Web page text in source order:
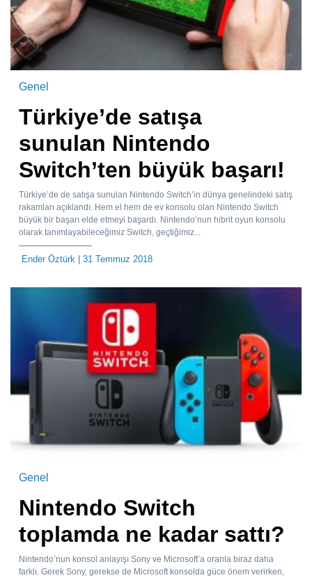
Genel
Türkiye’de satışa
sunulan Nintendo
Switch’ten büyük başarı!
Türkiye’de de satışa sunulan Nintendo Switch’in dünya genelindeki satış
rakamları açıklandı. Hem el hem de ev konsolu olan Nintendo Switch
büyük bir başarı elde etmeyi başardı. Nintendo’nun hibrit oyun konsolu
olarak tanımlayabileceğimiz Switch, geçtiğimiz...
Ender Öztürk | 31 Temmuz 2018
Genel
Nintendo Switch
toplamda ne kadar sattı?
Nintendo’nun konsol anlayışı Sony ve Microsoft’a oranla biraz daha
farklı. Gerek Sony, gerekse de Microsoft konsolda güce önem verirken,